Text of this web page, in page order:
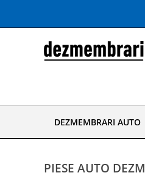
DEZMEMBRARI AUTO
PIESE AUTO